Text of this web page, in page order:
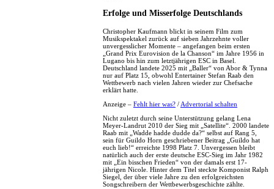
Erfolge und Misserfolge Deutschlands
Christopher Kaufmann blickt in seinem Film zum
Musikspektakel zurück auf sieben Jahrzehnte voller
unvergesslicher Momente – angefangen beim ersten
„Grand Prix Eurovision de la Chanson“ im Jahre 1956 in
Lugano bis hin zum letztjährigen ESC in Basel.
Deutschland landete 2025 mit „Baller“ von Abor & Tynna
nur auf Platz 15, obwohl Entertainer Stefan Raab den
Wettbewerb nach vielen Jahren wieder zur Chefsache
erklärt hatte.
Anzeige – Fehlt hier was? / Advertorial schalten
Nicht zuletzt durch seine Unterstützung gelang Lena
Meyer-Landrut 2010 der Sieg mit „Satellite“. 2000 landete
Raab mit „Wadde hadde dudde da?“ selbst auf Rang 5,
sein für Guildo Horn geschriebener Beitrag „Guildo hat
euch lieb!“ erreichte 1998 Platz 7. Unvergessen bleibt
natürlich auch der erste deutsche ESC-Sieg im Jahr 1982
mit „Ein bisschen Frieden“ von der damals erst 17-
jährigen Nicole. Hinter dem Titel steckte Komponist Ralph
Siegel, der über viele Jahre zu den erfolgreichsten
Songschreibern der Wettbewerbsgeschichte zählte.